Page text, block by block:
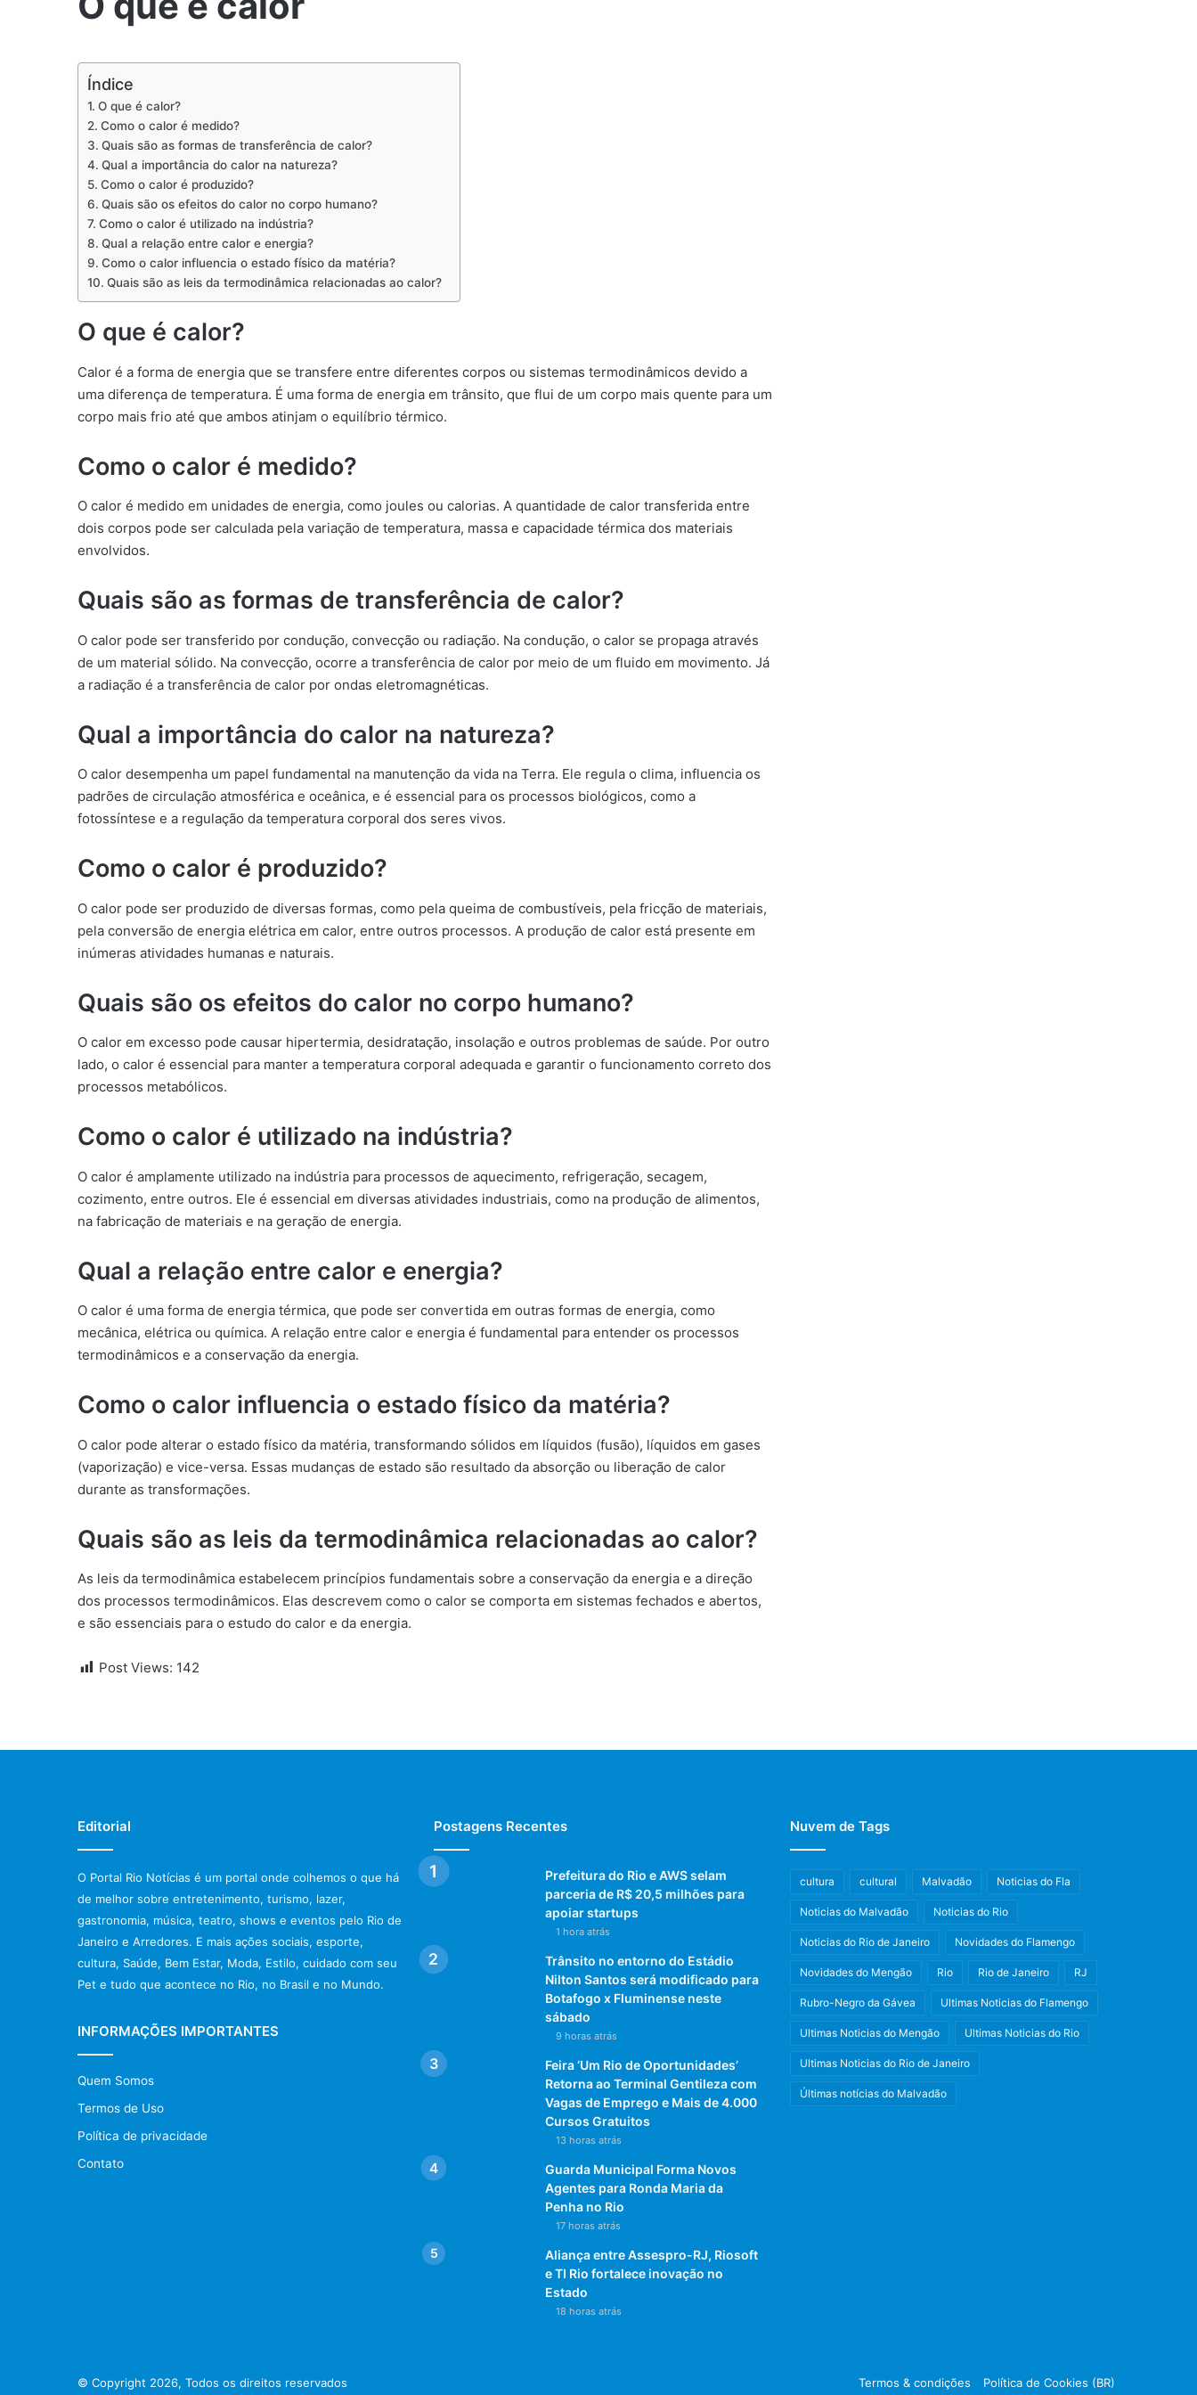
Índice
O que é calor?
Como o calor é medido?
Quais são as formas de transferência de calor?
Qual a importância do calor na natureza?
Como o calor é produzido?
Quais são os efeitos do calor no corpo humano?
Como o calor é utilizado na indústria?
Qual a relação entre calor e energia?
Como o calor influencia o estado físico da matéria?
Quais são as leis da termodinâmica relacionadas ao calor?
O que é calor?
Calor é a forma de energia que se transfere entre diferentes corpos ou sistemas termodinâmicos devido a
uma diferença de temperatura. É uma forma de energia em trânsito, que flui de um corpo mais quente para um
corpo mais frio até que ambos atinjam o equilíbrio térmico.
Como o calor é medido?
O calor é medido em unidades de energia, como joules ou calorias. A quantidade de calor transferida entre
dois corpos pode ser calculada pela variação de temperatura, massa e capacidade térmica dos materiais
envolvidos.
Quais são as formas de transferência de calor?
O calor pode ser transferido por condução, convecção ou radiação. Na condução, o calor se propaga através
de um material sólido. Na convecção, ocorre a transferência de calor por meio de um fluido em movimento. Já
a radiação é a transferência de calor por ondas eletromagnéticas.
Qual a importância do calor na natureza?
O calor desempenha um papel fundamental na manutenção da vida na Terra. Ele regula o clima, influencia os
padrões de circulação atmosférica e oceânica, e é essencial para os processos biológicos, como a
fotossíntese e a regulação da temperatura corporal dos seres vivos.
Como o calor é produzido?
O calor pode ser produzido de diversas formas, como pela queima de combustíveis, pela fricção de materiais,
pela conversão de energia elétrica em calor, entre outros processos. A produção de calor está presente em
inúmeras atividades humanas e naturais.
Quais são os efeitos do calor no corpo humano?
O calor em excesso pode causar hipertermia, desidratação, insolação e outros problemas de saúde. Por outro
lado, o calor é essencial para manter a temperatura corporal adequada e garantir o funcionamento correto dos
processos metabólicos.
Como o calor é utilizado na indústria?
O calor é amplamente utilizado na indústria para processos de aquecimento, refrigeração, secagem,
cozimento, entre outros. Ele é essencial em diversas atividades industriais, como na produção de alimentos,
na fabricação de materiais e na geração de energia.
Qual a relação entre calor e energia?
O calor é uma forma de energia térmica, que pode ser convertida em outras formas de energia, como
mecânica, elétrica ou química. A relação entre calor e energia é fundamental para entender os processos
termodinâmicos e a conservação da energia.
Como o calor influencia o estado físico da matéria?
O calor pode alterar o estado físico da matéria, transformando sólidos em líquidos (fusão), líquidos em gases
(vaporização) e vice-versa. Essas mudanças de estado são resultado da absorção ou liberação de calor
durante as transformações.
Quais são as leis da termodinâmica relacionadas ao calor?
As leis da termodinâmica estabelecem princípios fundamentais sobre a conservação da energia e a direção
dos processos termodinâmicos. Elas descrevem como o calor se comporta em sistemas fechados e abertos,
e são essenciais para o estudo do calor e da energia.
Post Views: 142
Editorial
O Portal Rio Notícias é um portal onde colhemos o que há
de melhor sobre entretenimento, turismo, lazer,
gastronomia, música, teatro, shows e eventos pelo Rio de
Janeiro e Arredores. E mais ações sociais, esporte,
cultura, Saúde, Bem Estar, Moda, Estilo, cuidado com seu
Pet e tudo que acontece no Rio, no Brasil e no Mundo.
INFORMAÇÕES IMPORTANTES
Quem Somos
Termos de Uso
Política de privacidade
Contato
Postagens Recentes
Prefeitura do Rio e AWS selam
parceria de R$ 20,5 milhões para
apoiar startups
1 hora atrás
Trânsito no entorno do Estádio
Nilton Santos será modificado para
Botafogo x Fluminense neste
sábado
9 horas atrás
Feira ‘Um Rio de Oportunidades’
Retorna ao Terminal Gentileza com
Vagas de Emprego e Mais de 4.000
Cursos Gratuitos
13 horas atrás
Guarda Municipal Forma Novos
Agentes para Ronda Maria da
Penha no Rio
17 horas atrás
Aliança entre Assespro-RJ, Riosoft
e TI Rio fortalece inovação no
Estado
18 horas atrás
Nuvem de Tags
cultura cultural Malvadão Noticias do Fla
Noticias do Malvadão Noticias do Rio
Noticias do Rio de Janeiro Novidades do Flamengo
Novidades do Mengão Rio Rio de Janeiro RJ
Rubro-Negro da Gávea Ultimas Noticias do Flamengo
Ultimas Noticias do Mengão Ultimas Noticias do Rio
Ultimas Noticias do Rio de Janeiro
Últimas notícias do Malvadão
© Copyright 2026, Todos os direitos reservados Termos & condições Política de Cookies (BR)
Instagram